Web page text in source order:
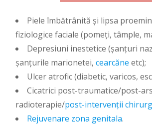
Piele îmbătrânită și lipsa
fiziologice faciale (pomeți, tâmple,
Depresiuni inestetice (șanțuri
șanțurile marionetei, cearcăne etc);
Ulcer atrofic (diabetic, varicos,
Cicatrici post-traumatice/post-
radioterapie/post-intervenții
Rejuvenare zona genitala.